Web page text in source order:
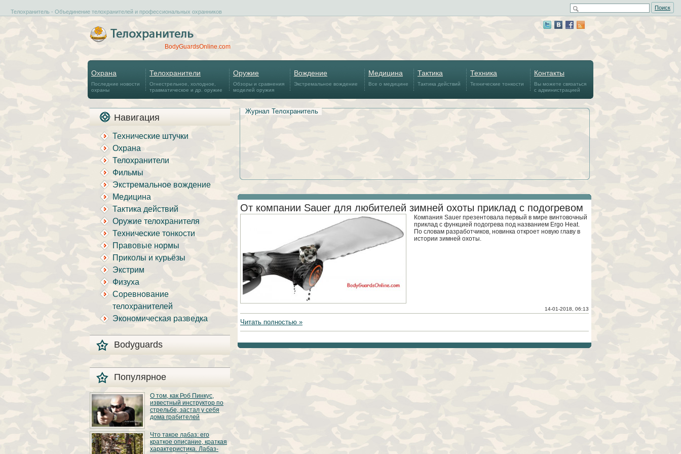
Телохранитель - Объединение телохранителей и профессиональных охранников
Поиск
BodyGuardsOnline.com
Охрана
Последние новости
охраны
Телохранители
Огнестрельное, холодное,
травматическое и др. оружие
Оружие
Обзоры и сравнения
моделей оружия
Вождение
Экстремальное вождение
Медицина
Все о медицине
Тактика
Тактика действий
Техника
Технические тонкости
Контакты
Вы можете связаться
с администрацией
Навигация
Технические штучки
Охрана
Телохранители
Фильмы
Экстремальное вождение
Медицина
Тактика действий
Оружие телохранителя
Технические тонкости
Правовые нормы
Приколы и курьёзы
Экстрим
Физуха
Соревнование
телохранителей
Экономическая разведка
Bodyguards
Популярное
О том, как Роб Пинкус,
известный инструктор по
стрельбе, застал у себя
дома грабителей
Вот вы всё говорите:
«В США круто, там
можно любого
постороннего в своём
Что такое лабаз: его
краткое описание, краткая
характеристика. Лабаз-
Журнал Телохранитель
14-01-2018, 06:13
От компании Sauer для любителей зимней охоты приклад с подогревом
Компания Sauer презентовала первый в мире винтовочный
приклад с функцией подогрева под названием Ergo Heat.
По словам разработчиков, новинка откроет новую главу в
истории зимней охоты.
Читать полностью »